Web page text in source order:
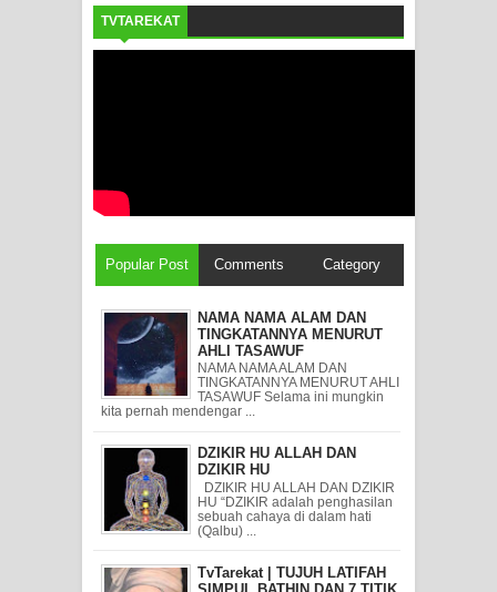
TVTAREKAT
Popular Post Comments Category
NAMA NAMA ALAM DAN
TINGKATANNYA MENURUT
AHLI TASAWUF
NAMA NAMA ALAM DAN
TINGKATANNYA MENURUT AHLI
TASAWUF Selama ini mungkin
kita pernah mendengar ...
DZIKIR HU ALLAH DAN
DZIKIR HU
DZIKIR HU ALLAH DAN DZIKIR
HU “DZIKIR adalah penghasilan
sebuah cahaya di dalam hati
(Qalbu) ...
TvTarekat | TUJUH LATIFAH